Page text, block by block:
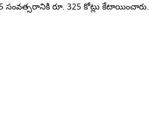
సంవత్సరానికి రూ. 325 కోట్లు కేటాయించారు.